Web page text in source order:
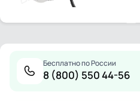
Бесплатно по России
8 (800) 550 44-56